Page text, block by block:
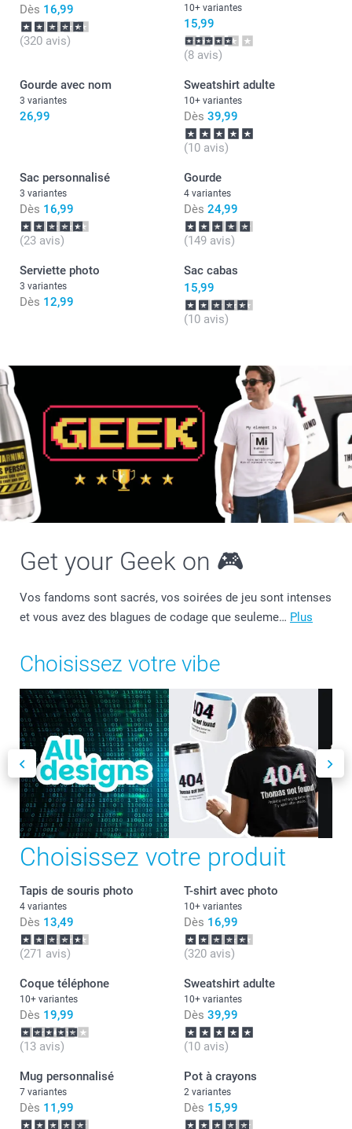
Dès 16,99
(320 avis)
10+ variantes
15,99
(8 avis)
Gourde avec nom
3 variantes
26,99
Sweatshirt adulte
10+ variantes
Dès 39,99
(10 avis)
Sac personnalisé
3 variantes
Dès 16,99
(23 avis)
Gourde
4 variantes
Dès 24,99
(149 avis)
Serviette photo
3 variantes
Dès 12,99
Sac cabas
15,99
(10 avis)
Get your Geek on 🎮
Vos fandoms sont sacrés, vos soirées de jeu sont intenses
et vous avez des blagues de codage que seuleme… Plus
Choisissez votre vibe
Choisissez votre produit
Tapis de souris photo
4 variantes
Dès 13,49
(271 avis)
T-shirt avec photo
10+ variantes
Dès 16,99
(320 avis)
Coque téléphone
10+ variantes
Dès 19,99
(13 avis)
Sweatshirt adulte
10+ variantes
Dès 39,99
(10 avis)
Mug personnalisé
7 variantes
Dès 11,99
Pot à crayons
2 variantes
Dès 15,99